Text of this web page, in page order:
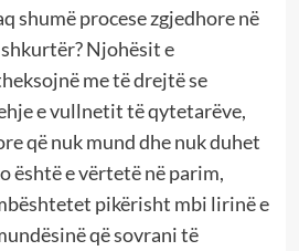
shumë procese zgjedhore në
Njohësit e
me të drejtë se
e vullnetit të qytetarëve,
që nuk mund dhe nuk duhet
është e vërtetë në parim,
pikërisht mbi lirinë e
që sovrani të